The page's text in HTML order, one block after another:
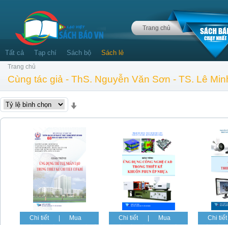
Trang chủ
Tất cả Tạp chí Sách bộ Sách lẻ
Trang chủ
Cùng tác giả - ThS. Nguyễn Văn Sơn - TS. Lê
Chi tiết
Mua
Chi tiết
Mua
Chi tiết